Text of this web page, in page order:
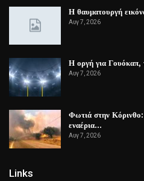
Η θαυματουργή
Αυγ 7, 2026
Η οργή για Γουόκαπ,
Αυγ 7, 2026
Φωτιά στην
εναέρια…
Αυγ 7, 2026
Links